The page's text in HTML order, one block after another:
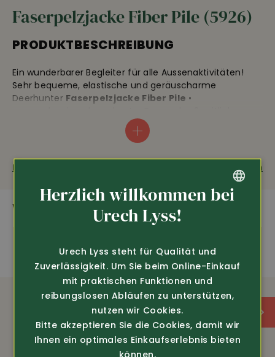
Faserpelzjacke Fiber Pile (5926)
PRODUKTBESCHREIBUNG
Ein wunderbarer Begleiter für alle Aussenaktivitäten!
Sehr bequeme, elastische und geräuscharme
Deerhunter Faserpelzjacke Fiber Pile •
Taschen und darüber zusätzlich 2 aufgesetzte
Reissverschlusstaschen • leicht gefüttert • rundum
verlängerter Rücken, Gesamtlänge ca. 73 cm.
amfori Stretch
Wasserabweisend
AUSSTATTUNG
Bequem
Fragen zum Produkt Weiterempfehlen
WEITERE SPANNENDE PRODUKTE
Herzlich willkommen bei
Urech Lyss!
Urech Lyss steht für Qualität und
Zuverlässigkeit. Um Sie beim Online-Einkauf
mit praktischen Funktionen und
reibungslosen Abläufen zu unterstützen,
nutzen wir Cookies.
Bitte akzeptieren Sie die Cookies, damit wir
Ihnen ein optimales Einkaufserlebnis bieten
können.